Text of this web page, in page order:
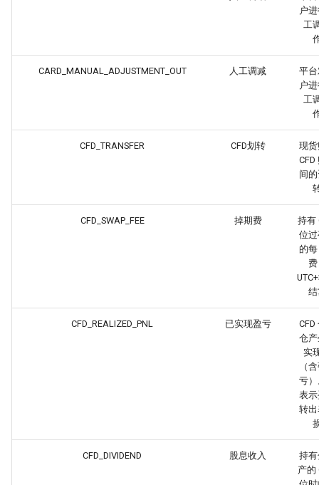
户
工
CARD_MANUAL_ADJUSTMENT_OUT 人工调减
平
户
工
CFD_TRANSFER CFD划转
现
CFD
间
CFD_SWAP_FEE 掉期费
持有
位
的
CFD_REALIZED_PNL 已实现盈亏
CFD
仓
实
（
亏
表
转
CFD_DIVIDEND 股息收入
持
产的